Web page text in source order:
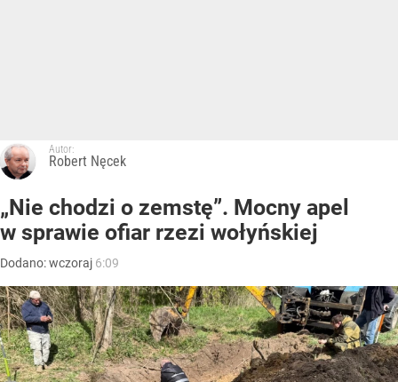
Autor:
Robert Nęcek
„Nie chodzi o zemstę”. Mocny apel
w sprawie ofiar rzezi wołyńskiej
Dodano:wczoraj 6:09